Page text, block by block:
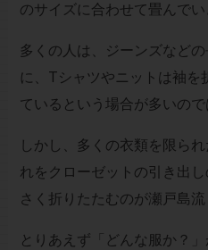
のサイズに合わせて畳んでい
多くの人は、ジーンズなど
に、Tシャツやニットは袖を
ているという場合が多いの
しかし、多くの衣類を限ら
れをクローゼットの引き出
さく折りたたむのが瀬戸島流
とりあえず「どんな服か？